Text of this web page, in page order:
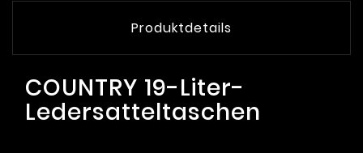
Produktdetails
COUNTRY 19-Liter-
Ledersatteltaschen